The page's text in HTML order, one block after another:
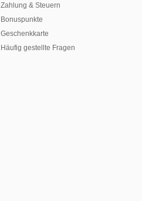
Zahlung & Steuern
Bonuspunkte
Geschenkkarte
Häufig gestellte Fragen